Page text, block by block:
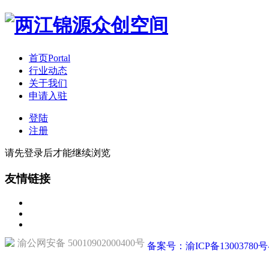
首页Portal
行业动态
关于我们
申请入驻
登陆
注册
请先登录后才能继续浏览
友情链接
渝公网安备 50010902000400号 备案号：渝ICP备13003780